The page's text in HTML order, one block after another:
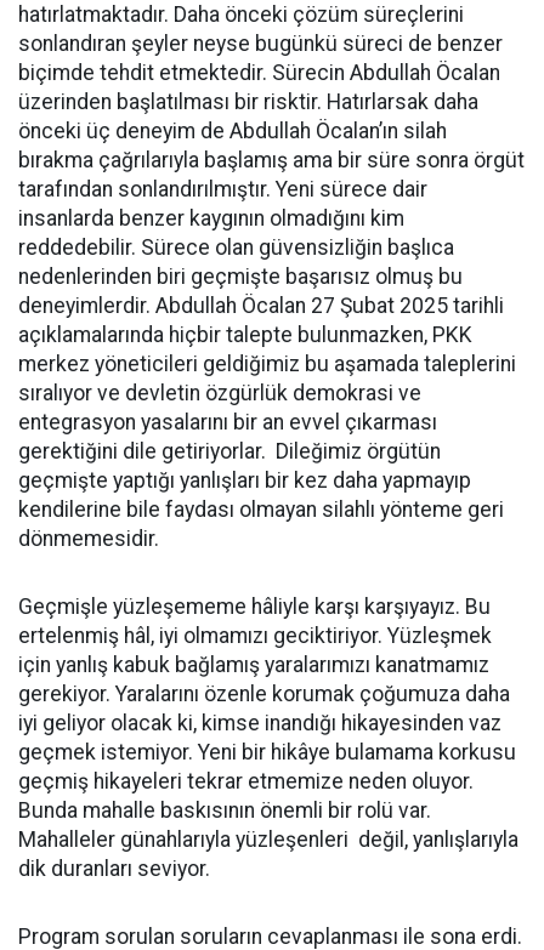
hatırlatmaktadır. Daha önceki çözüm süreçlerini
sonlandıran şeyler neyse bugünkü süreci de benzer
biçimde tehdit etmektedir. Sürecin Abdullah Öcalan
üzerinden başlatılması bir risktir. Hatırlarsak daha
önceki üç deneyim de Abdullah Öcalan’ın silah
bırakma çağrılarıyla başlamış ama bir süre sonra örgüt
tarafından sonlandırılmıştır. Yeni sürece dair
insanlarda benzer kaygının olmadığını kim
reddedebilir. Sürece olan güvensizliğin başlıca
nedenlerinden biri geçmişte başarısız olmuş bu
deneyimlerdir. Abdullah Öcalan 27 Şubat 2025 tarihli
açıklamalarında hiçbir talepte bulunmazken, PKK
merkez yöneticileri geldiğimiz bu aşamada taleplerini
sıralıyor ve devletin özgürlük demokrasi ve
entegrasyon yasalarını bir an evvel çıkarması
gerektiğini dile getiriyorlar. Dileğimiz örgütün
geçmişte yaptığı yanlışları bir kez daha yapmayıp
kendilerine bile faydası olmayan silahlı yönteme geri
dönmemesidir.
Geçmişle yüzleşememe hâliyle karşı karşıyayız. Bu
ertelenmiş hâl, iyi olmamızı geciktiriyor. Yüzleşmek
için yanlış kabuk bağlamış yaralarımızı kanatmamız
gerekiyor. Yaralarını özenle korumak çoğumuza daha
iyi geliyor olacak ki, kimse inandığı hikayesinden vaz
geçmek istemiyor. Yeni bir hikâye bulamama korkusu
geçmiş hikayeleri tekrar etmemize neden oluyor.
Bunda mahalle baskısının önemli bir rolü var.
Mahalleler günahlarıyla yüzleşenleri değil, yanlışlarıyla
dik duranları seviyor.
Program sorulan soruların cevaplanması ile sona erdi.